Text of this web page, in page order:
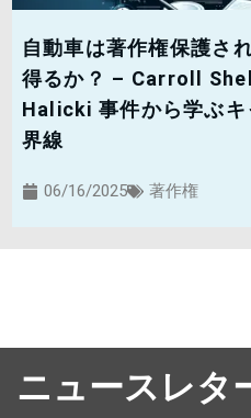
自動車は著作権保護さ
得るか？ – Carroll
Halicki 事件から学ぶ
界線
06/16/2025 著作権
ニュースレタ